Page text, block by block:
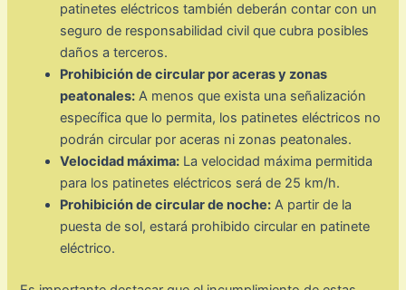
patinetes eléctricos también deberán contar con un
seguro de responsabilidad civil que cubra posibles
daños a terceros.
Prohibición de circular por aceras y zonas
peatonales: A menos que exista una señalización
específica que lo permita, los patinetes eléctricos no
podrán circular por aceras ni zonas peatonales.
Velocidad máxima: La velocidad máxima permitida
para los patinetes eléctricos será de 25 km/h.
Prohibición de circular de noche: A partir de la
puesta de sol, estará prohibido circular en patinete
eléctrico.